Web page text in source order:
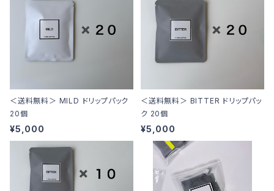
＜送料無料＞ MILD ドリップパック
20個
¥5,000
＜送料無料＞ BITTER ドリップパッ
ク 20個
¥5,000